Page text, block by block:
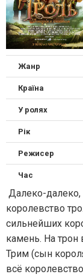
Жанр
Країна
У ролях
Рік
Режисер
Час
Далеко-
королевство
сильнейших
камень. На
Трим (сын
всё